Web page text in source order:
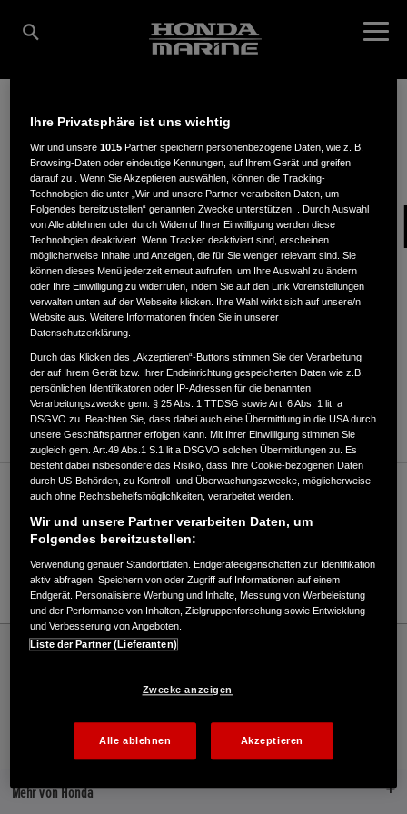
BOOTSSERVICE
Augustastr. 7,17033,Neubrandenburg
ANFAHRTSBESCHREIBUNG ANFORDERN
WEBSITE
Verkauf / Kundendienst
0171/4013488
E-Mail
Honda
Marine
Website | The Power of Dreams
Mehr von Honda
Ihre Privatsphäre ist uns wichtig
Wir und unsere1015 Partner speichern personenbezogene Daten, wie z. B.
Browsing-Daten oder eindeutige Kennungen, auf Ihrem Gerät und greifen
darauf zu . Wenn Sie Akzeptieren auswählen, können die Tracking-
Technologien die unter „Wir und unsere Partner verarbeiten Daten, um
Folgendes bereitzustellen“ genannten Zwecke unterstützen. . Durch Auswahl
von Alle ablehnen oder durch Widerruf Ihrer Einwilligung werden diese
Technologien deaktiviert. Wenn Tracker deaktiviert sind, erscheinen
möglicherweise Inhalte und Anzeigen, die für Sie weniger relevant sind. Sie
können dieses Menü jederzeit erneut aufrufen, um Ihre Auswahl zu ändern
oder Ihre Einwilligung zu widerrufen, indem Sie auf den Link Voreinstellungen
verwalten unten auf der Webseite klicken. Ihre Wahl wirkt sich auf unsere/n
Website aus. Weitere Informationen finden Sie in unserer
Datenschutzerklärung.
Durch das Klicken des „Akzeptieren“-Buttons stimmen Sie der Verarbeitung
der auf Ihrem Gerät bzw. Ihrer Endeinrichtung gespeicherten Daten wie z.B.
persönlichen Identifikatoren oder IP-Adressen für die benannten
Verarbeitungszwecke gem. § 25 Abs. 1 TTDSG sowie Art. 6 Abs. 1 lit. a
DSGVO zu. Beachten Sie, dass dabei auch eine Übermittlung in die USA durch
unsere Geschäftspartner erfolgen kann. Mit Ihrer Einwilligung stimmen Sie
zugleich gem. Art.49 Abs.1 S.1 lit.a DSGVO solchen Übermittlungen zu. Es
besteht dabei insbesondere das Risiko, dass Ihre Cookie-bezogenen Daten
durch US-Behörden, zu Kontroll- und Überwachungszwecke, möglicherweise
auch ohne Rechtsbehelfsmöglichkeiten, verarbeitet werden.
Wir und unsere Partner verarbeiten Daten, um
Folgendes bereitzustellen:
Verwendung genauer Standortdaten. Endgeräteeigenschaften zur Identifikation
aktiv abfragen. Speichern von oder Zugriff auf Informationen auf einem
Endgerät. Personalisierte Werbung und Inhalte, Messung von Werbeleistung
und der Performance von Inhalten, Zielgruppenforschung sowie Entwicklung
und Verbesserung von Angeboten.
Liste der Partner (Lieferanten)
Zwecke anzeigen
Alle ablehnen Akzeptieren